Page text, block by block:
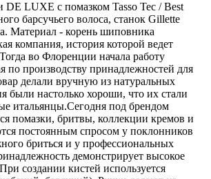
DE LUXE с помазком Tasso Tec / Best
барсучьего волоса, станок Gillette
Материал - корень шиповника
компания, история которой ведет
во Флоренции начала работу
по производству принадлежностей для
делали вручную из натуральных
были настолько хороши, что их стали
итальянцы.Сегодня под брендом
помазки, бритвы, коллекции кремов и
постоянным спросом у поклонников
бриться и у профессиональных
демонстрирует высокое
создании кистей используется